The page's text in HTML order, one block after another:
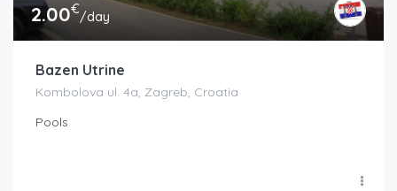
2.00€/day
Bazen Utrine
Kombolova ul. 4a, Zagreb, Croatia
Pools